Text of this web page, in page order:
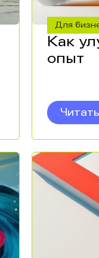
Для
Как
опыт